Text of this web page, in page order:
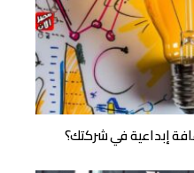
إبداعية في شركتك؟